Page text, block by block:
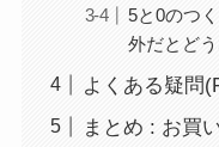
5と0のつ
外だとど
よくある疑問
まとめ : お買